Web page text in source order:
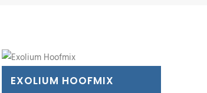
EXOLIUM HOOFMIX